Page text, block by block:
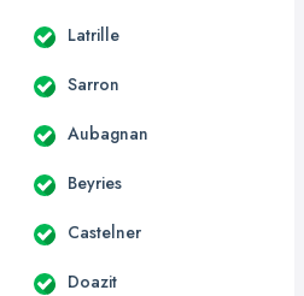
Latrille
Sarron
Aubagnan
Beyries
Castelner
Doazit